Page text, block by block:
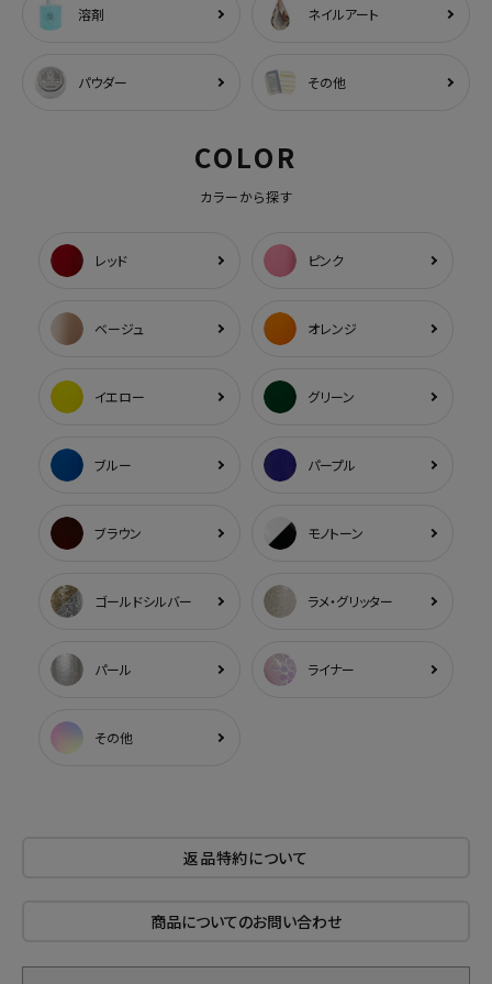
溶剤 ネイルアート
パウダー その他
COLOR
カラーから探す
レッド ピンク
ベージュ オレンジ
イエロー グリーン
ブルー パープル
ブラウン モノトーン
ゴールドシルバー ラメ・グリッター
パール ライナー
その他
返品特約について
商品についてのお問い合わせ